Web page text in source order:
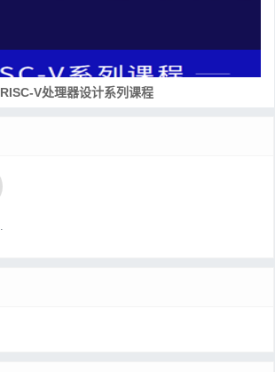
RISC-V处理器设计系列课程